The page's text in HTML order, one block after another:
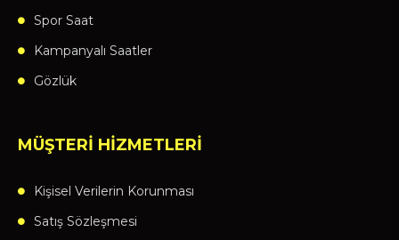
Spor Saat
Kampanyalı Saatler
Gözlük
MÜŞTERİ HİZMETLERİ
Kişisel Verilerin Korunması
Satış Sözleşmesi